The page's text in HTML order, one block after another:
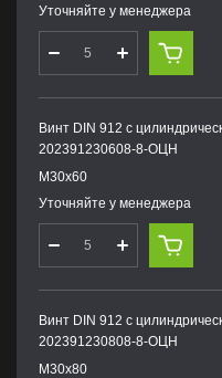
Уточняйте у менеджера
Винт DIN 912 с
202391230608-8-ОЦН
М30х60
Уточняйте у менеджера
Винт DIN 912 с
202391230808-8-ОЦН
М30х80